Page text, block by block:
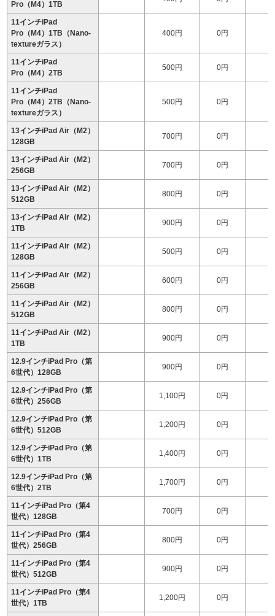
Pro（M4）1TB
11インチiPad
Pro（M4）1TB（Nano-
textureガラス）
400円 0円
11インチiPad
Pro（M4）2TB
500円 0円
11インチiPad
Pro（M4）2TB（Nano-
textureガラス）
500円 0円
13インチiPad Air（M2）
128GB
700円 0円
13インチiPad Air（M2）
256GB
700円 0円
13インチiPad Air（M2）
512GB
800円 0円
13インチiPad Air（M2）
1TB
900円 0円
11インチiPad Air（M2）
128GB
500円 0円
11インチiPad Air（M2）
256GB
600円 0円
11インチiPad Air（M2）
512GB
800円 0円
11インチiPad Air（M2）
1TB
900円 0円
12.9インチiPad Pro（第
6世代）128GB
900円 0円
12.9インチiPad Pro（第
6世代）256GB
1,100円 0円
12.9インチiPad Pro（第
6世代）512GB
1,200円 0円
12.9インチiPad Pro（第
6世代）1TB
1,400円 0円
12.9インチiPad Pro（第
6世代）2TB
1,700円 0円
11インチiPad Pro（第4
世代）128GB
700円 0円
11インチiPad Pro（第4
世代）256GB
800円 0円
11インチiPad Pro（第4
世代）512GB
900円 0円
11インチiPad Pro（第4
世代）1TB
1,200円 0円